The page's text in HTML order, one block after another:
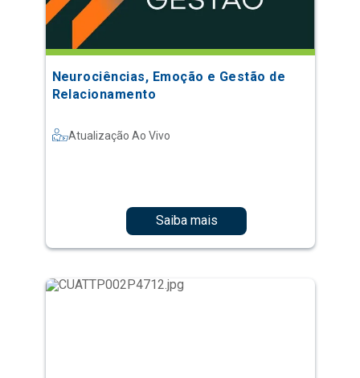
Neurociências, Emoção e Gestão de
Relacionamento
Atualização Ao Vivo
Saiba mais